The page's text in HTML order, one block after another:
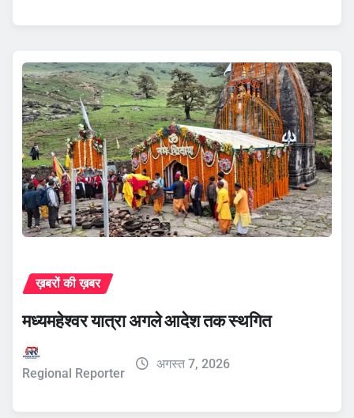
ख़बरों की ख़बर
मध्यमहेश्वर यात्रा अगले आदेश तक स्थगित
Regional Reporter
अगस्त 7, 2026